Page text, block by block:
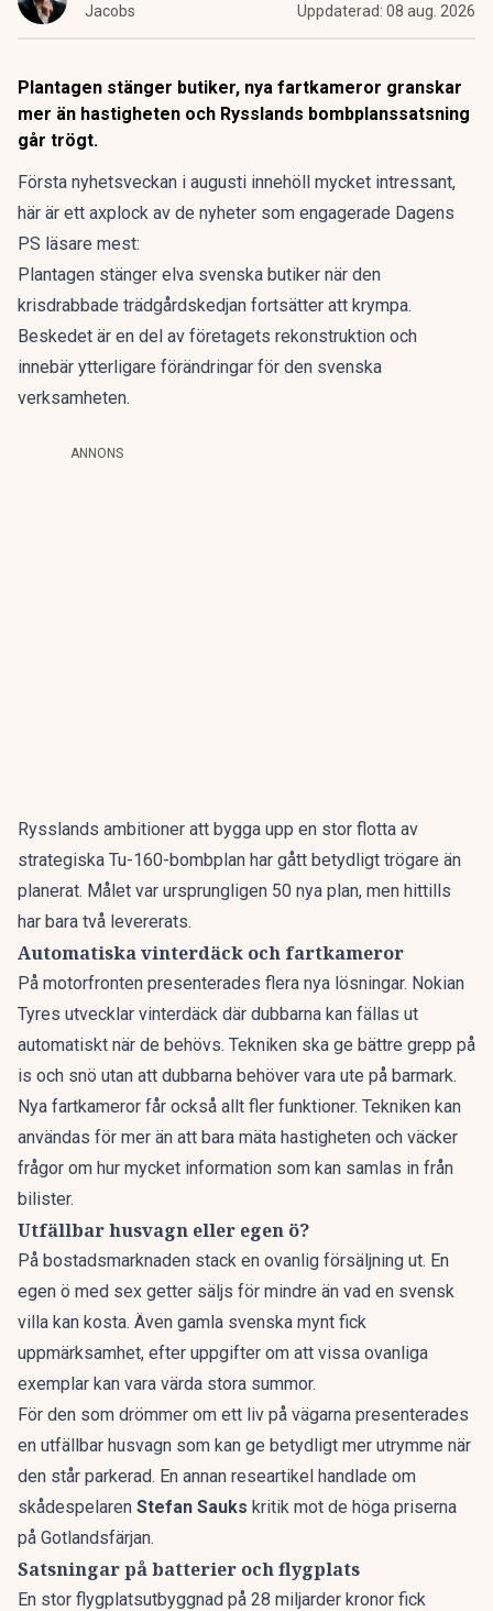
Jacobs Uppdaterad: 08 aug. 2026
Plantagen stänger butiker, nya fartkameror granskar
mer än hastigheten och Rysslands bombplanssatsning
går trögt.
Första nyhetsveckan i augusti innehöll mycket intressant,
här är ett axplock av de nyheter som engagerade Dagens
PS läsare mest:
Plantagen stänger elva svenska butiker när den
krisdrabbade trädgårdskedjan fortsätter att krympa.
Beskedet är en del av företagets rekonstruktion och
innebär ytterligare förändringar för den svenska
verksamheten.
ANNONS
Rysslands ambitioner att bygga upp en stor flotta av
strategiska Tu-160-bombplan har gått betydligt trögare än
planerat. Målet var ursprungligen 50 nya plan, men hittills
har bara två levererats.
Automatiska vinterdäck och fartkameror
På motorfronten presenterades flera nya lösningar. Nokian
Tyres utvecklar vinterdäck där dubbarna kan fällas ut
automatiskt när de behövs. Tekniken ska ge bättre grepp på
is och snö utan att dubbarna behöver vara ute på barmark.
Nya fartkameror får också allt fler funktioner. Tekniken kan
användas för mer än att bara mäta hastigheten och väcker
frågor om hur mycket information som kan samlas in från
bilister.
Utfällbar husvagn eller egen ö?
På bostadsmarknaden stack en ovanlig försäljning ut. En
egen ö med sex getter säljs för mindre än vad en svensk
villa kan kosta. Även gamla svenska mynt fick
uppmärksamhet, efter uppgifter om att vissa ovanliga
exemplar kan vara värda stora summor.
För den som drömmer om ett liv på vägarna presenterades
en utfällbar husvagn som kan ge betydligt mer utrymme när
den står parkerad. En annan researtikel handlade om
skådespelaren Stefan Sauks kritik mot de höga priserna
på Gotlandsfärjan.
Satsningar på batterier och flygplats
En stor flygplatsutbyggnad på 28 miljarder kronor fick